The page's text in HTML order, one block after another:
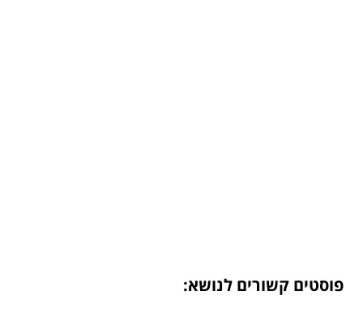
פוסטים קשורים לנושא: